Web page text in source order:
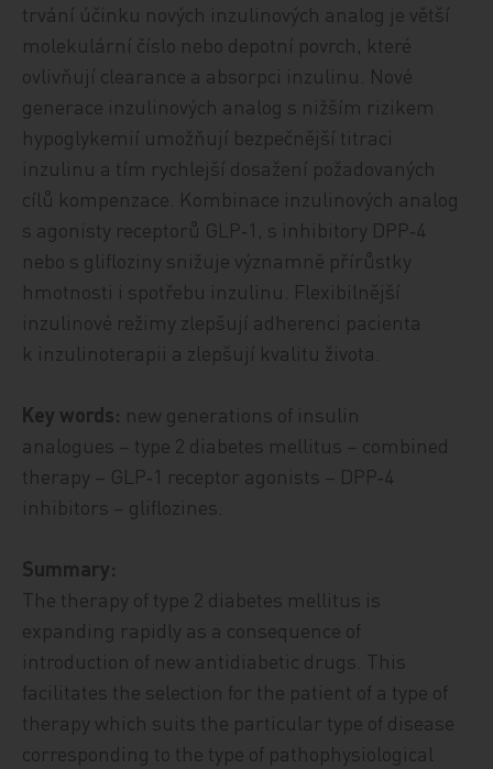
trvání účinku nových inzulinových analog je větší
molekulární číslo nebo depotní povrch, které
ovlivňují clearance a absorpci inzulinu. Nové
generace inzulinových analog s nižším rizikem
hypoglykemií umožňují bezpečnější titraci
inzulinu a tím rychlejší dosažení požadovaných
cílů kompenzace. Kombinace inzulinových analog
s agonisty receptorů GLP‑1, s inhibitory DPP‑4
nebo s glifloziny snižuje významně přírůstky
hmotnosti i spotřebu inzulinu. Flexibilnější
inzulinové režimy zlepšují adherenci pacienta
k inzulinoterapii a zlepšují kvalitu života.
Key words: new generations of insulin
analogues – type 2 diabetes mellitus – combined
therapy – GLP‑1 receptor agonists – DPP‑4
inhibitors – gliflozines.
Summary:
The therapy of type 2 diabetes mellitus is
expanding rapidly as a consequence of
introduction of new antidiabetic drugs. This
facilitates the selection for the patient of a type of
therapy which suits the particular type of disease
corresponding to the type of pathophysiological